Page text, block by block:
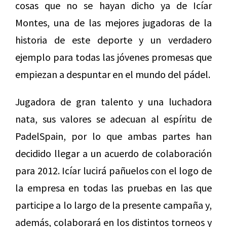
cosas que no se hayan dicho ya de Icíar
Montes, una de las mejores jugadoras de la
historia de este deporte y un verdadero
ejemplo para todas las jóvenes promesas que
empiezan a despuntar en el mundo del pádel.
Jugadora de gran talento y una luchadora
nata, sus valores se adecuan al espíritu de
PadelSpain, por lo que ambas partes han
decidido llegar a un acuerdo de colaboración
para 2012. Icíar lucirá pañuelos con el logo de
la empresa en todas las pruebas en las que
participe a lo largo de la presente campaña y,
además, colaborará en los distintos torneos y